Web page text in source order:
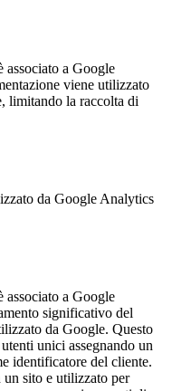
associato a Google
viene utilizzato
limitando la raccolta di
da Google Analytics
associato a Google
significativo del
da Google. Questo
unici assegnando un
identificatore del cliente.
sito e utilizzato per